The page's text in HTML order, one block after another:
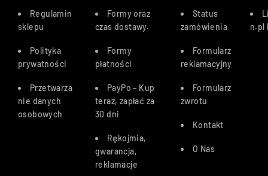
Regulamin
sklepu
Polityka
prywatności
Przetwarza
nie danych
osobowych
Formy oraz
czas dostawy.
Formy
płatności
PayPo – Kup
teraz, zapłać za
30 dni
Rękojmia,
gwarancja,
reklamacje
Status
zamówienia
Formularz
reklamacyjny
Formularz
zwrotu
Kontakt
O Nas
n.pl